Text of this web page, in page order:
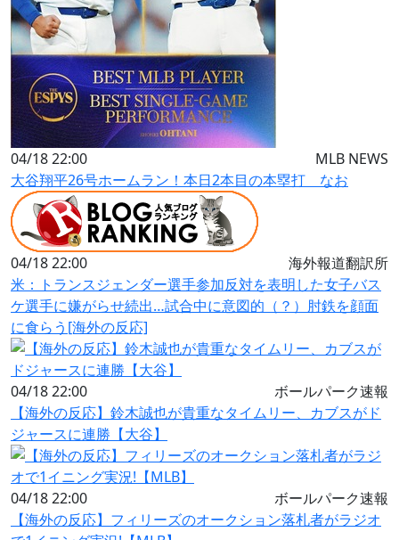
04/18 22:00
MLB NEWS
大谷翔平26号ホームラン！本日2本目の本塁打 なお
04/18 22:00
海外報道翻訳所
米：トランスジェンダー選手参加反対を表明した女子バス
ケ選手に嫌がらせ続出…試合中に意図的（？）肘鉄を顔面
に食らう[海外の反応]
04/18 22:00
ボールパーク速報
【海外の反応】鈴木誠也が貴重なタイムリー、カブスがド
ジャースに連勝【大谷】
04/18 22:00
ボールパーク速報
【海外の反応】フィリーズのオークション落札者がラジオ